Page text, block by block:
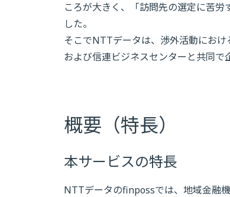
ころが大きく、「訪問先の選定に苦
した。
そこでNTTデータは、渉外活動にお
および信連ビジネスセンターと共同で
概要（特長）
本サービスの特長
NTTデータのfinpossでは、地域金融